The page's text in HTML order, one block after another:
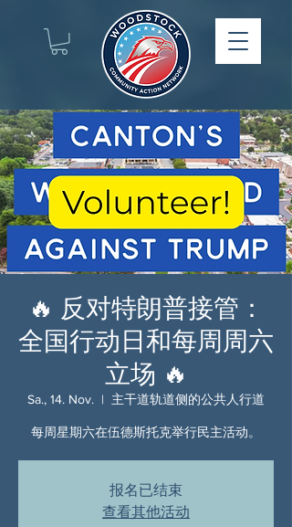
🔥 反对特朗普接管：
全国行动日和每周周六
立场 🔥
Sa., 14. Nov.
  |
主干道轨道侧的公共人行道
每周星期六在伍德斯托克举行民主活动。
报名已结束
查看其他活动